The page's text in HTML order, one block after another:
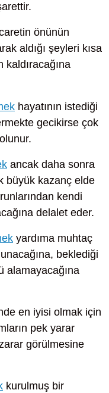
önünün
aldığı şeyleri kısa
hayatının istediği
gecikirse çok
ancak daha sonra
büyük kazanç elde
kendi
delalet eder.
yardıma muhtaç
beklediği
alamayacağına
en iyisi olmak için
pek yarar
görülmesine
kurulmuş bir